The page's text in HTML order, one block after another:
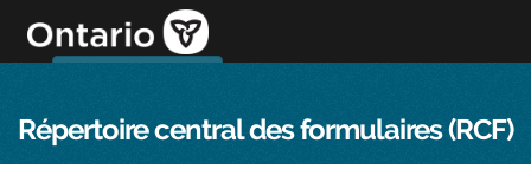
directement
au
Répertoire central des formulaires (RCF)